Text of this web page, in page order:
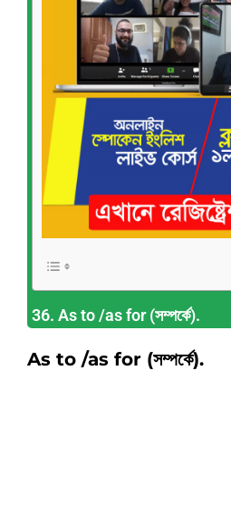
36. As to /as for (সম্পর্কে).
As to /as for (সম্পর্কে).